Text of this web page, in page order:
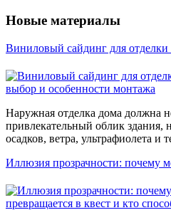
Новые материалы
Виниловый сайдинг для
Наружная отделка дома должна
привлекательный облик здания,
осадков, ветра, ультрафиолета и
Иллюзия прозрачности: почему